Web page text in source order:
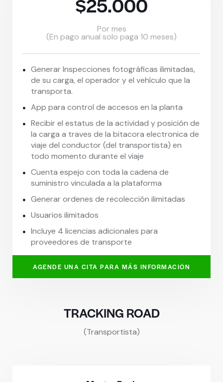
Por mes
(En pago anual solo paga 10 meses)
Generar Inspecciones fotográficas ilimitadas,
de su carga, el operador y el vehículo que la
transporta.
App para control de accesos en la planta
Recibir el estatus de la actividad y posición de
la carga a traves de la bitacora electronica de
viaje del conductor (del transportista) en
todo momento durante el viaje
Cuenta espejo con toda la cadena de
suministro vinculada a la plataforma
Generar ordenes de recolección ilimitadas
Usuarios ilimitados
Incluye 4 licencias adicionales para
proveedores de transporte
AGENDE UNA CITA PARA MÁS INFORMACIÓN
TRACKING ROAD
(Transportista)